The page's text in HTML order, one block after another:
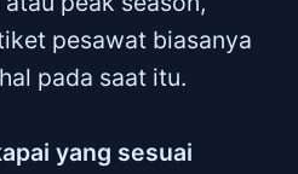
pesawat biasanya
pada saat itu.
yang sesuai